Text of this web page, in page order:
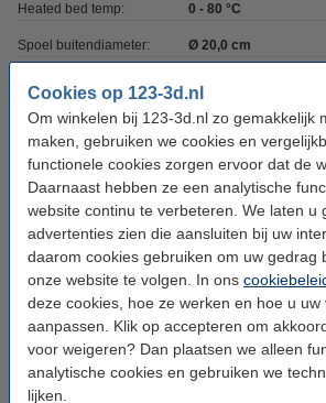
Cookies op 123-3d.nl
Om winkelen bij 123-3d.nl zo gemakkelijk
maken, gebruiken we cookies en
functionele cookies zorgen ervoor dat de
Daarnaast hebben ze een analytische
website continu te verbeteren. We laten u
advertenties zien die aansluiten bij uw
daarom cookies gebruiken om uw gedrag
onze website te volgen. In ons
deze cookies, hoe ze werken en hoe u
aanpassen. Klik op accepteren om
voor weigeren? Dan plaatsen we alleen
analytische cookies en gebruiken we
lijken.
Heated bed temp: 0 - 80 °C
Spoel buitendiameter: Ø 20,0 cm
Spoel breedte: 6,5 cm
Ons Artikelnr:
Direct meebestellen
3D print nabewerking set
€ 9,50
3DLAC hechtspray (400 ml)